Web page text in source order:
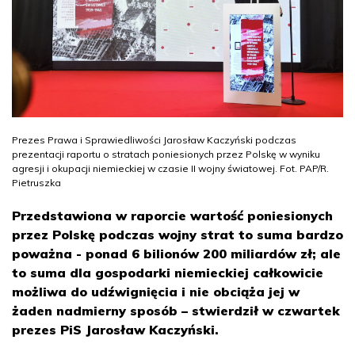
Prezes Prawa i Sprawiedliwości Jarosław Kaczyński podczas
prezentacji raportu o stratach poniesionych przez Polskę w wyniku
agresji i okupacji niemieckiej w czasie II wojny światowej. Fot. PAP/R.
Pietruszka
Przedstawiona w raporcie wartość poniesionych
przez Polskę podczas wojny strat to suma bardzo
poważna - ponad 6 bilionów 200 miliardów zł; ale
to suma dla gospodarki niemieckiej całkowicie
możliwa do udźwignięcia i nie obciąża jej w
żaden nadmierny sposób – stwierdził w czwartek
prezes PiS Jarosław Kaczyński.